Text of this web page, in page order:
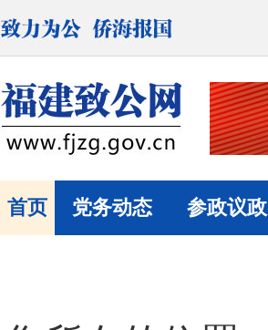
首页 党务动态 参政议政